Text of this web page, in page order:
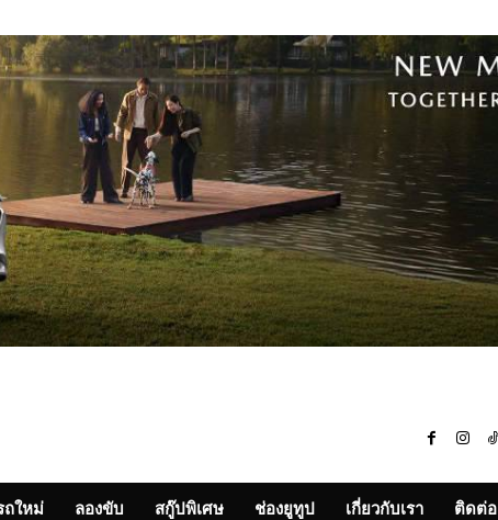
ถใหม่ ลองขับ สกู๊ปพิเศษ ช่องยูทูป เกี่ยวกับเรา ติดต่อ